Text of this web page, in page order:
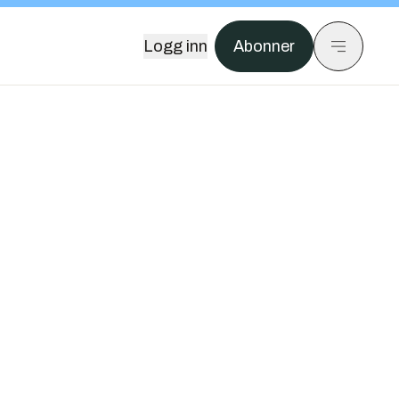
Logg inn Abonner